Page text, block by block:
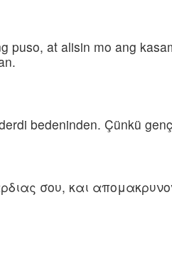
puso, at alisin mo ang
bedeninden. Çünkü
σου, και